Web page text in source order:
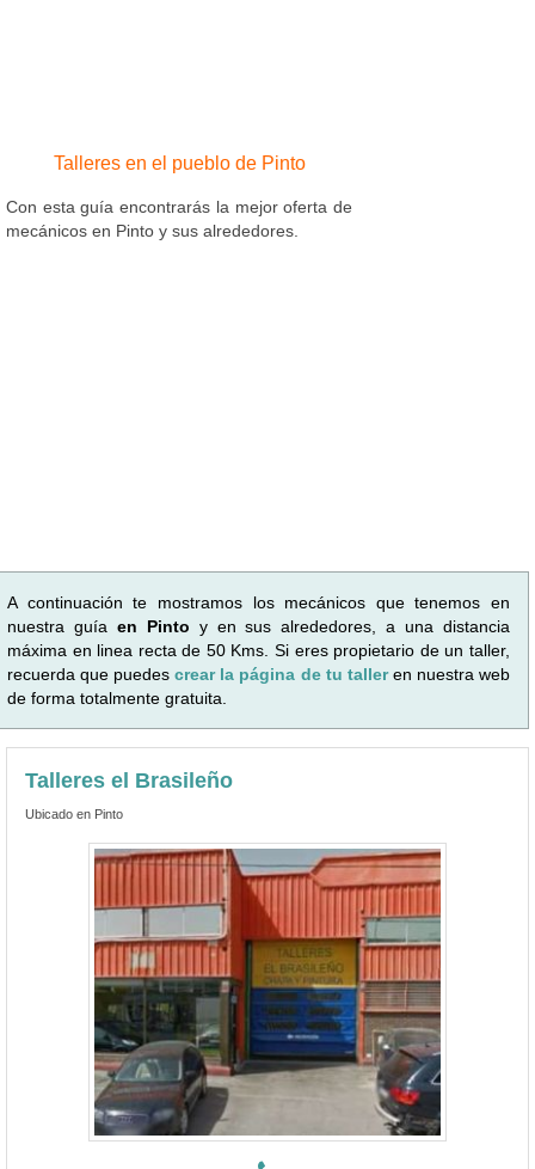
Talleres en el pueblo de Pinto
Con esta guía encontrarás la mejor oferta de
mecánicos en Pinto y sus alrededores.
A continuación te mostramos los mecánicos que tenemos en
nuestra guía en Pinto y en sus alrededores, a una distancia
máxima en linea recta de 50 Kms. Si eres propietario de un taller,
recuerda que puedescrear la página de tu talleren nuestra web
de forma totalmente gratuita.
Talleres el Brasileño
Ubicado en Pinto